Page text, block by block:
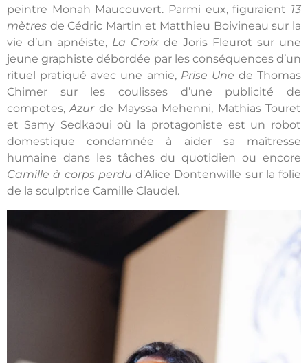
peintre Monah Maucouvert. Parmi eux, figuraient 13
mètres de Cédric Martin et Matthieu Boivineau sur la
vie d’un apnéiste, La Croix de Joris Fleurot sur une
jeune graphiste débordée par les conséquences d’un
rituel pratiqué avec une amie, Prise Une de Thomas
Chimer sur les coulisses d’une publicité de
compotes,Azurde Mayssa Mehenni, Mathias Touret
et Samy Sedkaoui où la protagoniste est un robot
domestique condamnée à aider sa maîtresse
humaine dans les tâches du quotidien ou encore
Camille à corps perdu d’Alice Dontenwille sur la folie
de la sculptrice Camille Claudel.